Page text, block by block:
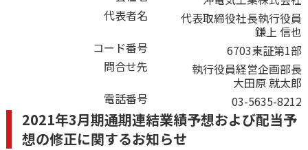
代表者名
代表取締役社長執行役員
鎌上 信也
コード番号
6703東証第1部
問合せ先
執行役員経営企画部長
大田原 就太郎
電話番号
03-5635-8212
2021年3月期通期連結業績予想および配当予
想の修正に関するお知らせ